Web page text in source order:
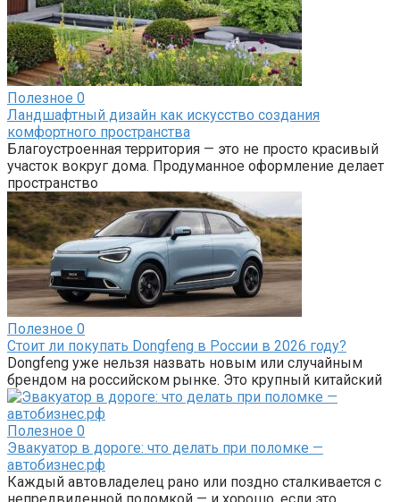
Полезное 0
Ландшафтный дизайн как искусство создания
комфортного пространства
Благоустроенная территория — это не просто красивый
участок вокруг дома. Продуманное оформление делает
пространство
Полезное 0
Стоит ли покупать Dongfeng в России в 2026 году?
Dongfeng уже нельзя назвать новым или случайным
брендом на российском рынке. Это крупный китайский
Полезное 0
Эвакуатор в дороге: что делать при поломке —
автобизнес.рф
Каждый автовладелец рано или поздно сталкивается с
непредвиденной поломкой — и хорошо, если это